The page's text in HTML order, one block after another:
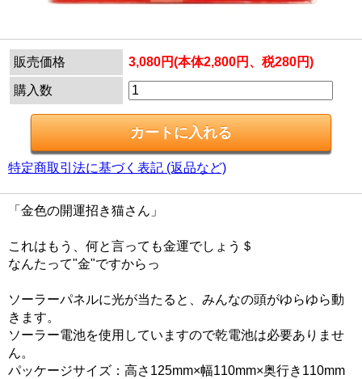
販売価格 3,080円(本体2,800円、税280円)
購入数
特定商取引法に基づく表記 (返品など)
「金色の開運招き猫さん」
これはもう、何と言っても金運でしょう＄
なんたって"金"ですからっ
ソーラーパネルに光が当たると、みんなの頭がゆらゆら動
きます。
ソーラー電池を使用していますので乾電池は必要ありませ
ん。
パッケージサイズ：高さ125mm×幅110mm×奥行き110mm